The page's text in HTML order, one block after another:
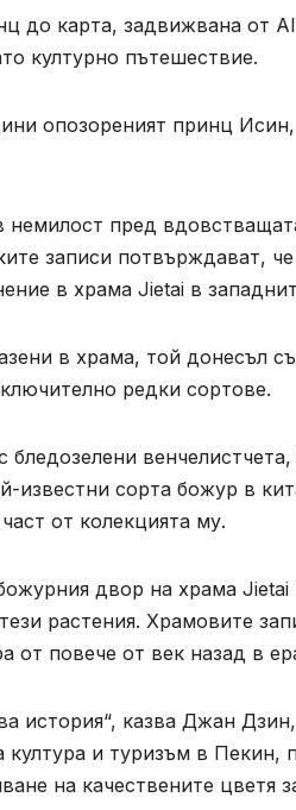
до карта, задвижвана от
културно пътешествие.
опозореният принц
немилост пред
записи потвърждават,
в храма Jietai в
в храма, той донесъл
редки сортове.
известни сорта божур в
от колекцията му.
двор на храма
растения. Храмовите
от повече от век назад в
история“, казва Джан
и туризъм в Пекин,
на качествените цветя